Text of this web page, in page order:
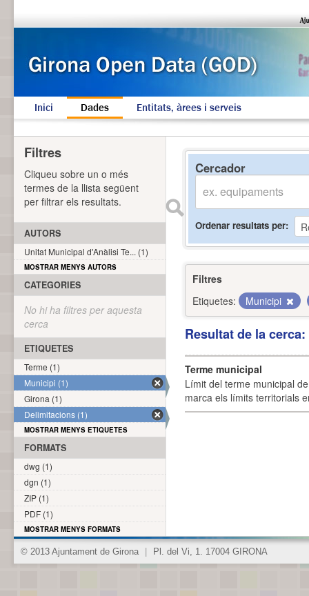
Inici Dades Entitats, àrees i serveis
Cercador
Ordenar resultats per
Filtres
Etiquetes:
Municipi
Resultat de la
Terme municipal
Límit del terme municipal
marca els límits territorials
Filtres
Cliqueu sobre un o més
termes de la llista següent
per filtrar els resultats.
AUTORS
Unitat Municipal d'Anàlisi Te... (1)
MOSTRAR MENYS AUTORS
CATEGORIES
No hi ha filtres per aquesta
cerca
ETIQUETES
Terme (1)
Municipi (1)
Girona (1)
Delimitacions (1)
MOSTRAR MENYS ETIQUETES
FORMATS
dwg (1)
dgn (1)
ZIP (1)
PDF (1)
MOSTRAR MENYS FORMATS
© 2013 Ajuntament de Girona Pl. del Vi, 1. 17004 GIRONA